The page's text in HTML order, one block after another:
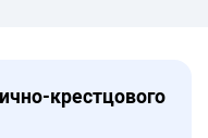
крестцового